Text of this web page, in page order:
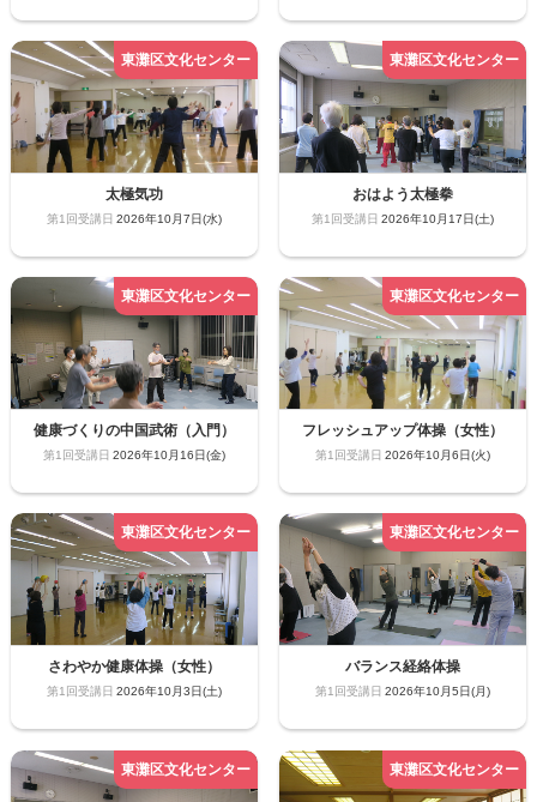
太極気功
2026年10月7日(水)
おはよう太極拳
2026年10月17日(土)
健康づくりの中国武術（入門）
2026年10月16日(金)
フレッシュアップ体操（女性）
2026年10月6日(火)
さわやか健康体操（女性）
2026年10月3日(土)
バランス経絡体操
2026年10月5日(月)